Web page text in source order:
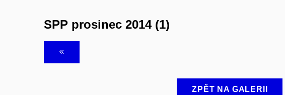
SPP prosinec 2014 (1)
ZPĚT NA GALERII